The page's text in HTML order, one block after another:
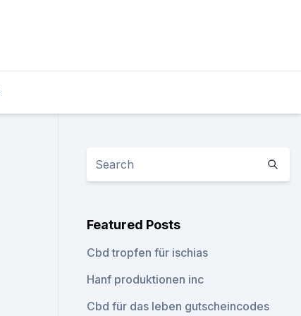
Featured Posts
Cbd tropfen für ischias
Hanf produktionen inc
Cbd für das leben gutscheincodes